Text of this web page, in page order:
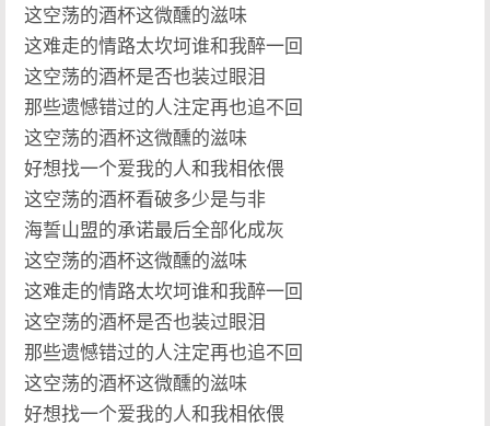
这空荡的酒杯这微醺的滋味
这难走的情路太坎坷谁和我醉一回
这空荡的酒杯是否也装过眼泪
那些遗憾错过的人注定再也追不回
这空荡的酒杯这微醺的滋味
好想找一个爱我的人和我相依偎
这空荡的酒杯看破多少是与非
海誓山盟的承诺最后全部化成灰
这空荡的酒杯这微醺的滋味
这难走的情路太坎坷谁和我醉一回
这空荡的酒杯是否也装过眼泪
那些遗憾错过的人注定再也追不回
这空荡的酒杯这微醺的滋味
好想找一个爱我的人和我相依偎